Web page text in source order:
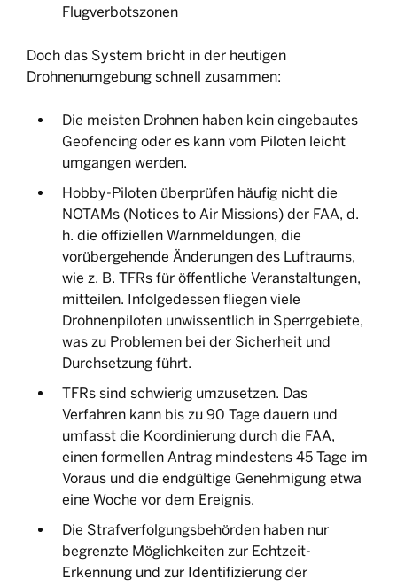
Flugverbotszonen
Doch das System bricht in der heutigen
Drohnenumgebung schnell zusammen:
Die meisten Drohnen haben kein eingebautes
Geofencing oder es kann vom Piloten leicht
umgangen werden.
Hobby-Piloten überprüfen häufig nicht die
NOTAMs (Notices to Air Missions) der FAA, d.
h. die offiziellen Warnmeldungen, die
vorübergehende Änderungen des Luftraums,
wie z. B. TFRs für öffentliche Veranstaltungen,
mitteilen. Infolgedessen fliegen viele
Drohnenpiloten unwissentlich in Sperrgebiete,
was zu Problemen bei der Sicherheit und
Durchsetzung führt.
TFRs sind schwierig umzusetzen. Das
Verfahren kann bis zu 90 Tage dauern und
umfasst die Koordinierung durch die FAA,
einen formellen Antrag mindestens 45 Tage im
Voraus und die endgültige Genehmigung etwa
eine Woche vor dem Ereignis.
Die Strafverfolgungsbehörden haben nur
begrenzte Möglichkeiten zur Echtzeit-
Erkennung und zur Identifizierung der